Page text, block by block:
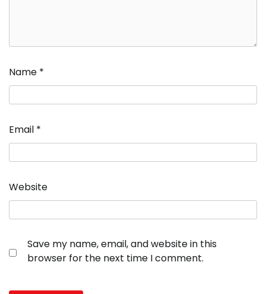
Name *
Email *
Website
Save my name, email, and website in this
browser for the next time I comment.